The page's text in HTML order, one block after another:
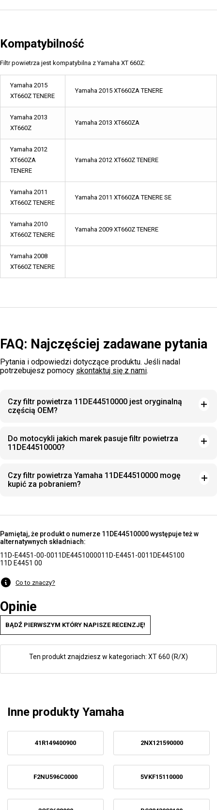
Kompatybilność
Filtr powietrza jest kompatybilna z Yamaha XT 660Z:
Yamaha 2015
XT660Z TENERE
Yamaha 2015 XT660ZA TENERE
Yamaha 2013
XT660Z
Yamaha 2013 XT660ZA
Yamaha 2012
XT660ZA
TENERE
Yamaha 2012 XT660Z TENERE
Yamaha 2011
XT660Z TENERE
Yamaha 2011 XT660ZA TENERE SE
Yamaha 2010
XT660Z TENERE
Yamaha 2009 XT660Z TENERE
Yamaha 2008
XT660Z TENERE
FAQ: Najczęściej zadawane pytania
Pytania i odpowiedzi dotyczące produktu. Jeśli nadal
potrzebujesz pomocy skontaktuj się z nami.
Czy filtr powietrza 11DE44510000 jest oryginalną
częścią OEM?
Do motocykli jakich marek pasuje filtr powietrza
11DE44510000?
Czy filtr powietrza Yamaha 11DE44510000 mogę
kupić za pobraniem?
Pamiętaj, że produkt o numerze 11DE44510000 występuje też w
alternatywnych składniach:
11D-E4451-00-0011DE4451000011D-E4451-0011DE445100
11D E4451 00
Co to znaczy?
Opinie
BĄDŹ PIERWSZYM KTÓRY NAPISZE RECENZJĘ!
Ten produkt znajdziesz w kategoriach: XT 660 (R/X)
Inne produkty Yamaha
41R149400900 2NX121590000
F2NU596C0000 5VKF15110000